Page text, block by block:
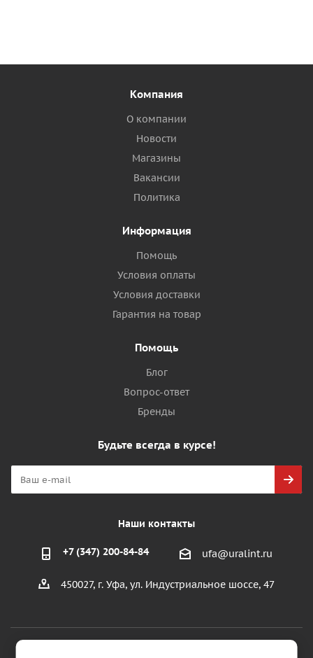
Компания
О компании
Новости
Магазины
Вакансии
Политика
Информация
Помощь
Условия оплаты
Условия доставки
Гарантия на товар
Помощь
Блог
Вопрос-ответ
Бренды
Будьте всегда в курсе!
Наши контакты
+7 (347) 200-84-84 ufa@uralint.ru
450027, г. Уфа, ул. Индустриальное шоссе, 47